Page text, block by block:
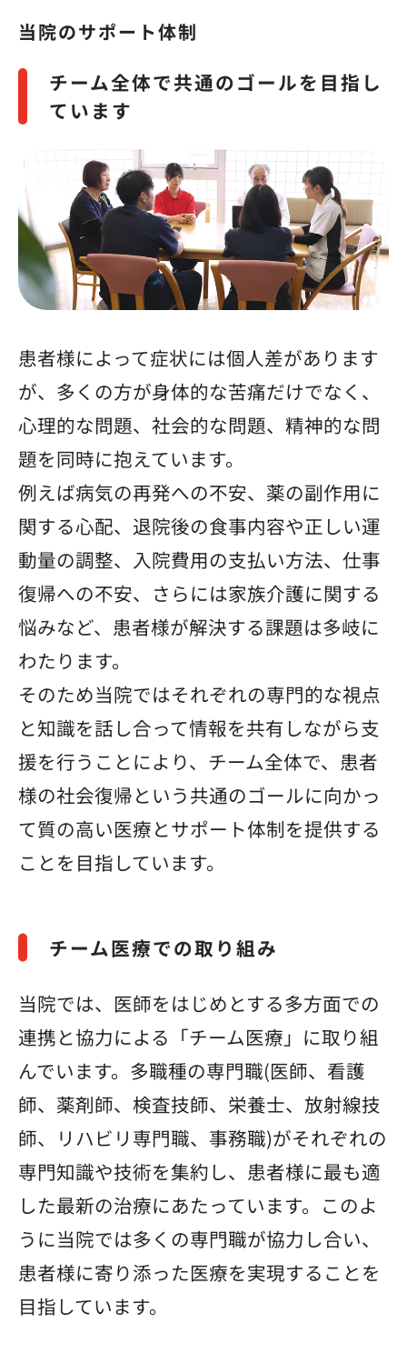
当院のサポート体制
チーム全体で共通のゴールを目指し
ています
患者様によって症状には個人差があります
が、多くの方が身体的な苦痛だけでなく、
心理的な問題、社会的な問題、精神的な問
題を同時に抱えています。
例えば病気の再発への不安、薬の副作用に
関する心配、退院後の食事内容や正しい運
動量の調整、入院費用の支払い方法、仕事
復帰への不安、さらには家族介護に関する
悩みなど、患者様が解決する課題は多岐に
わたります。
そのため当院ではそれぞれの専門的な視点
と知識を話し合って情報を共有しながら支
援を行うことにより、チーム全体で、患者
様の社会復帰という共通のゴールに向かっ
て質の高い医療とサポート体制を提供する
ことを目指しています。
チーム医療での取り組み
当院では、医師をはじめとする多方面での
連携と協力による「チーム医療」に取り組
んでいます。多職種の専門職(医師、看護
師、薬剤師、検査技師、栄養士、放射線技
師、リハビリ専門職、事務職)がそれぞれの
専門知識や技術を集約し、患者様に最も適
した最新の治療にあたっています。このよ
うに当院では多くの専門職が協力し合い、
患者様に寄り添った医療を実現することを
目指しています。